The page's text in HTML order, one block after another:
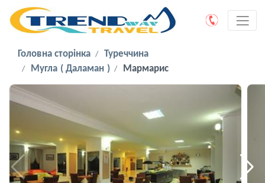
Головна сторінка
Туреччина
Мугла ( Даламан )
Мармарис